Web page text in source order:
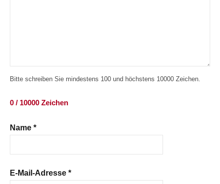
Bitte schreiben Sie mindestens 100 und höchstens 10000 Zeichen.
0 / 10000 Zeichen
Name *
E-Mail-Adresse *